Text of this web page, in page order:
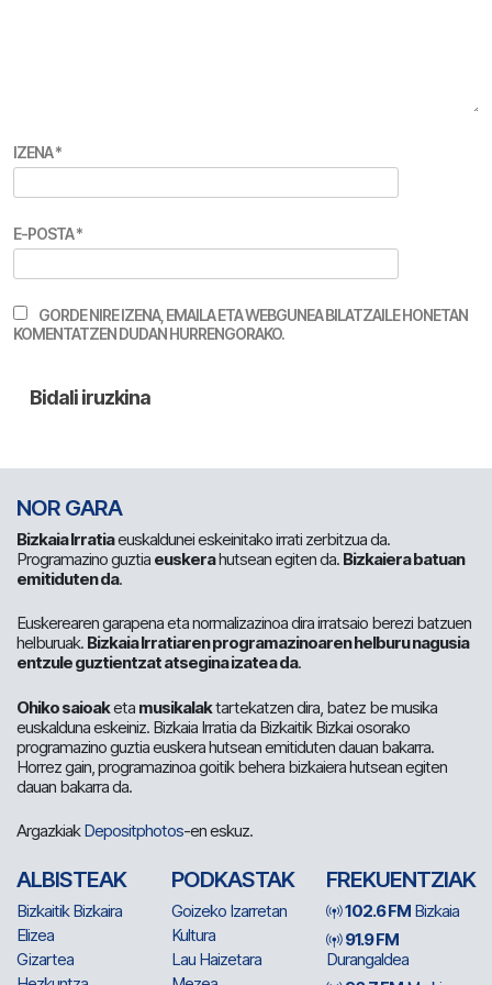
IZENA*
E-POSTA*
GORDE NIRE IZENA, EMAILA ETA WEBGUNEA BILATZAILE HONETAN
KOMENTATZEN DUDAN HURRENGORAKO.
NOR GARA
Bizkaia Irratiaeuskaldunei eskeinitako irrati zerbitzua da.
Programazino guztia euskerahutsean egiten da. Bizkaiera batuan
emitiduten da.
Euskerearen garapena eta normalizazinoa dira irratsaio berezi batzuen
helburuak. Bizkaia Irratiaren programazinoaren helburu nagusia
entzule guztientzat atsegina izatea da.
Ohiko saioaketa musikalaktartekatzen dira, batez be musika
euskalduna eskeiniz. Bizkaia Irratia da Bizkaitik Bizkai osorako
programazino guztia euskera hutsean emitiduten dauan bakarra.
Horrez gain, programazinoa goitik behera bizkaiera hutsean egiten
dauan bakarra da.
ArgazkiakDepositphotos-en eskuz.
ALBISTEAK
Bizkaitik Bizkaira
Elizea
Gizartea
PODKASTAK
Goizeko Izarretan
Kultura
Lau Haizetara
FREKUENTZIAK
102.6 FM Bizkaia
91.9 FM
Durangaldea